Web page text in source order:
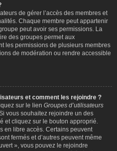
de gérer l’accès des membres et
Chaque membre peut appartenir
peut avoir ses permissions. La
des groupes permet aux
les permissions de plusieurs membres
de modération ou rendre accessible
et comment les rejoindre ?
sur le lien Groupes d’utilisateurs
vous souhaitez rejoindre un des
et cliquez sur le bouton approprié.
en libre accès. Certains peuvent
fermés et d’autres peuvent même
», vous pouvez le rejoindre